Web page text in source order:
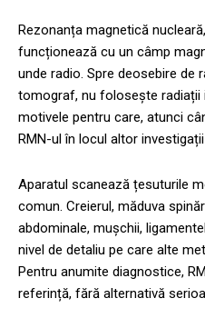
Rezonanța magnetică
funcționează cu un câmp
unde radio. Spre deosebire de
tomograf, nu folosește radiații
motivele pentru care, atunci
RMN-ul în locul altor
Aparatul scanează țesuturile
comun. Creierul, măduva
abdominale, mușchii,
nivel de detaliu pe care alte
Pentru anumite diagnostice,
referință, fără alternativă